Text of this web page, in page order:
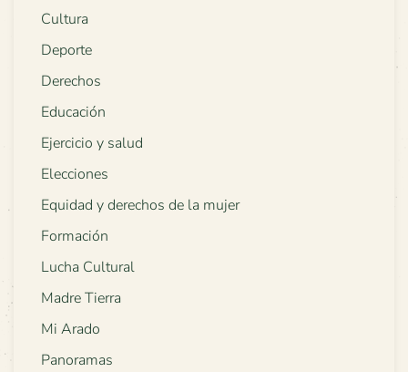
Cultura
Deporte
Derechos
Educación
Ejercicio y salud
Elecciones
Equidad y derechos de la mujer
Formación
Lucha Cultural
Madre Tierra
Mi Arado
Panoramas